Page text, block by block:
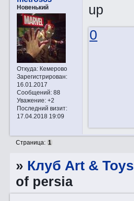
Новенький
Откуда:Кемерово
Зарегистрирован:
16.01.2017
Сообщений:88
Уважение: +2
Последний визит:
17.04.2018 19:09
up
0
Страница: 1
» Клуб Art & Toys
of persia